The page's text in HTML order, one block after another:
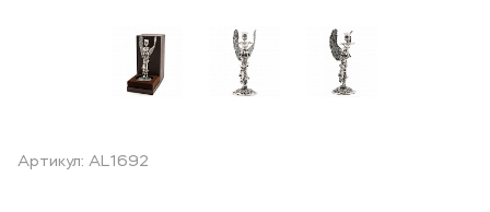
Артикул: AL1692